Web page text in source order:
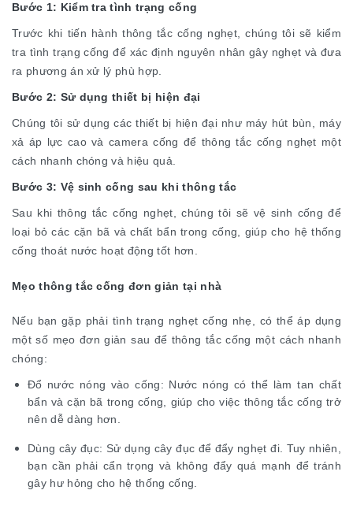
Bước 1: Kiểm tra tình trạng cống
Trước khi tiến hành thông tắc cống nghẹt, chúng tôi sẽ kiểm
tra tình trạng cống để xác định nguyên nhân gây nghẹt và đưa
ra phương án xử lý phù hợp.
Bước 2: Sử dụng thiết bị hiện đại
Chúng tôi sử dụng các thiết bị hiện đại như máy hút bùn, máy
xả áp lực cao và camera cống để thông tắc cống nghẹt một
cách nhanh chóng và hiệu quả.
Bước 3: Vệ sinh cống sau khi thông tắc
Sau khi thông tắc cống nghẹt, chúng tôi sẽ vệ sinh cống để
loại bỏ các cặn bã và chất bẩn trong cống, giúp cho hệ thống
cống thoát nước hoạt động tốt hơn.
Mẹo thông tắc cống đơn giản tại nhà
Nếu bạn gặp phải tình trạng nghẹt cống nhẹ, có thể áp dụng
một số mẹo đơn giản sau để thông tắc cống một cách nhanh
chóng:
Đổ nước nóng vào cống: Nước nóng có thể làm tan chất
bẩn và cặn bã trong cống, giúp cho việc thông tắc cống trở
nên dễ dàng hơn.
Dùng cây đục: Sử dụng cây đục để đẩy nghẹt đi. Tuy nhiên,
bạn cần phải cẩn trọng và không đẩy quá mạnh để tránh
gây hư hỏng cho hệ thống cống.